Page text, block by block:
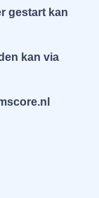
gestart kan
kan via